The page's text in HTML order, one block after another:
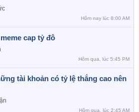
Hôm nay lúc 8:00 AM
cap tỷ đô
Hôm qua, lúc 5:45 PM
tài khoản có tỷ lệ thắng cao nên
Hôm qua, lúc 2:45 AM